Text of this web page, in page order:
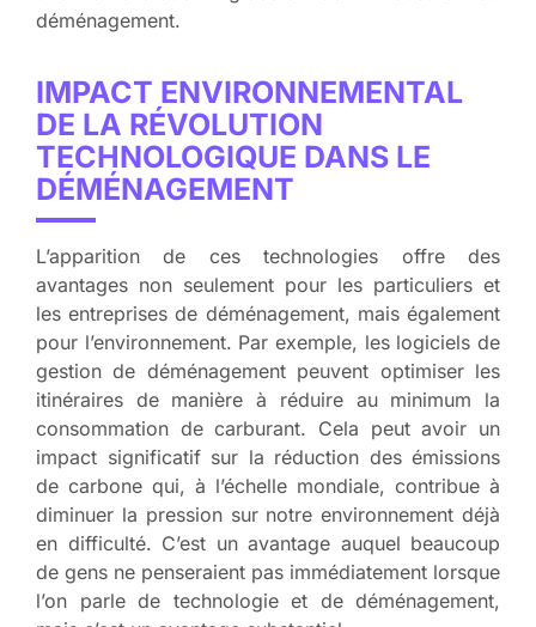
déménagement.
IMPACT ENVIRONNEMENTAL
DE LA RÉVOLUTION
TECHNOLOGIQUE DANS LE
DÉMÉNAGEMENT
L’apparition de ces technologies offre des
avantages non seulement pour les particuliers et
les entreprises de déménagement, mais également
pour l’environnement. Par exemple, les logiciels de
gestion de déménagement peuvent optimiser les
itinéraires de manière à réduire au minimum la
consommation de carburant. Cela peut avoir un
impact significatif sur la réduction des émissions
de carbone qui, à l’échelle mondiale, contribue à
diminuer la pression sur notre environnement déjà
en difficulté. C’est un avantage auquel beaucoup
de gens ne penseraient pas immédiatement lorsque
l’on parle de technologie et de déménagement,